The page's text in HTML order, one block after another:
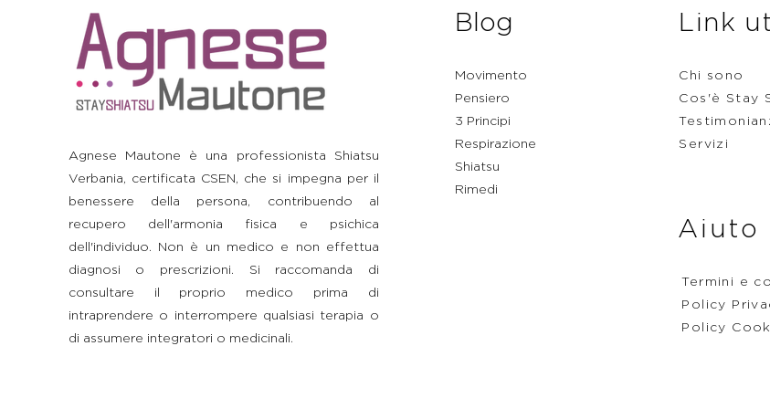
Agnese Mautone è una professionista Shiatsu
Verbania, certificata CSEN, che si impegna per il
benessere della persona, contribuendo al
recupero dell'armonia fisica e psichica
dell'individuo. Non è un medico e non effettua
diagnosi o prescrizioni. Si raccomanda di
consultare il proprio medico prima di
intraprendere o interrompere qualsiasi terapia o
di assumere integratori o medicinali.
Blog
Movimento
Pensiero
3 Principi
Respirazione
Shiatsu
Rimedi
Link
Chi sono
Cos'è Stay
Servizi
Aiuto
Termini e
Policy
Policy